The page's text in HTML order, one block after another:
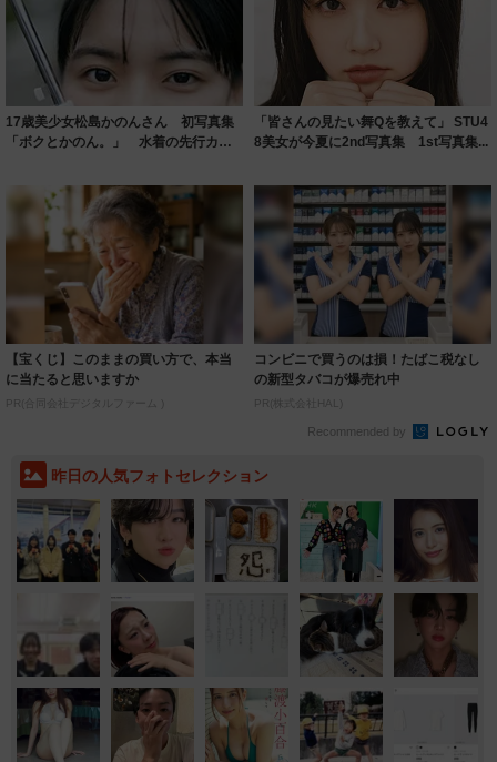
17歳美少女松島かのんさん 初写真集
「ボクとかのん。」 水着の先行カッ
「皆さんの見たい舞Qを教えて」 STU4
8美女が今夏に2nd写真集 1st写真集...
【宝くじ】このままの買い方で、本当
に当たると思いますか
PR(合同会社デジタルファーム )
コンビニで買うのは損！たばこ税なし
の新型タバコが爆売れ中
PR(株式会社HAL)
Recommended by
昨日の人気フォトセレクション